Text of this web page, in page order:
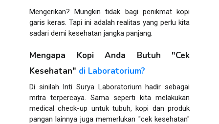
Mengerikan? Mungkin tidak bagi penikmat kopi
garis keras. Tapi ini adalah realitas yang perlu kita
sadari demi kesehatan jangka panjang.
Mengapa Kopi Anda Butuh "Cek
Kesehatan" di Laboratorium?
Di sinilah Inti Surya Laboratorium hadir sebagai
mitra terpercaya. Sama seperti kita melakukan
medical check-up untuk tubuh, kopi dan produk
pangan lainnya juga memerlukan "cek kesehatan"